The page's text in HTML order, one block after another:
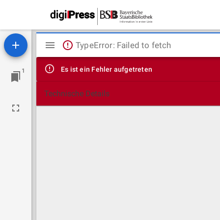
1
Mirador
Viewer
TypeError: Failed to fetch
Es ist ein Fehler aufgetreten
Technische Details